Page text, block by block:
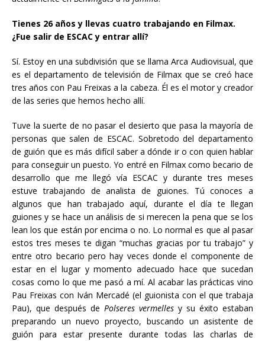
Tienes 26 años y llevas cuatro trabajando en Filmax.
¿Fue salir de ESCAC y entrar allí?
Sí. Estoy en una subdivisión que se llama Arca Audiovisual, que
es el departamento de televisión de Filmax que se creó hace
tres años con Pau Freixas a la cabeza. Él es el motor y creador
de las series que hemos hecho allí.
Tuve la suerte de no pasar el desierto que pasa la mayoría de
personas que salen de ESCAC. Sobretodo del departamento
de guión que es más difícil saber a dónde ir o con quien hablar
para conseguir un puesto. Yo entré en Filmax como becario de
desarrollo que me llegó vía ESCAC y durante tres meses
estuve trabajando de analista de guiones. Tú conoces a
algunos que han trabajado aquí, durante el día te llegan
guiones y se hace un análisis de si merecen la pena que se los
lean los que están por encima o no. Lo normal es que al pasar
estos tres meses te digan “muchas gracias por tu trabajo” y
entre otro becario pero hay veces donde el componente de
estar en el lugar y momento adecuado hace que sucedan
cosas como lo que me pasó a mí. Al acabar las prácticas vino
Pau Freixas con Iván Mercadé (el guionista con el que trabaja
Pau), que después de Polseres vermelles y su éxito estaban
preparando un nuevo proyecto, buscando un asistente de
guión para estar presente durante todas las charlas de